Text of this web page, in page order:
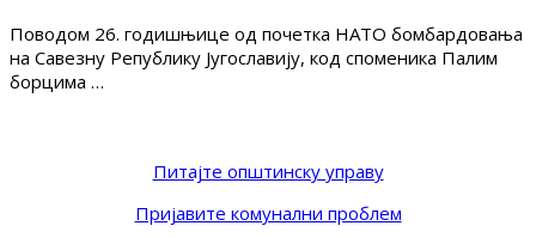
Поводом 26. годишњице од почетка НАТО бомбардовања
на Савезну Републику Југославију, код споменика Палим
борцима …
Питајте општинску управу
Пријавите комунални проблем